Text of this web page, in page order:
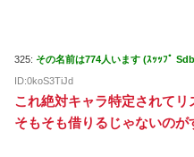
325: その名前は774人います (ｽｯｯﾌﾟ
ID:0koS3TiJd
これ絶対キャラ特定されてリ
そもそも借りるじゃないのが